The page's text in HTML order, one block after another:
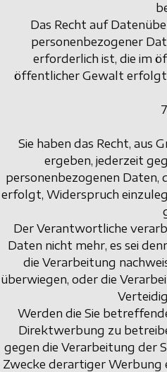
Das Recht auf
personenbezogener
erforderlich ist, die im
öffentlicher Gewalt
Sie haben das Recht, aus
ergeben, jederzeit
personenbezogenen Daten,
erfolgt, Widerspruch
Der Verantwortliche
Daten nicht mehr, es sei
die Verarbeitung
überwiegen, oder die
Werden die Sie
Direktwerbung zu
gegen die Verarbeitung der
Zwecke derartiger Werbung